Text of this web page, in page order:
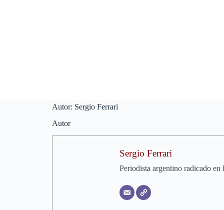
Autor: Sergio Ferrari
Autor
Sergio Ferrari
Periodista argentino radicado